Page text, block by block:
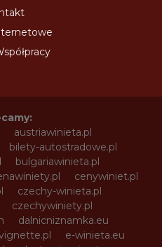
austriawinieta.pl
bilety-autostradowe.pl
bulgariawinieta.pl
cenywiniet.pl
czechy-winieta.pl
czechywiniety.pl
dalnicniznamka.eu
e-winieta.eu